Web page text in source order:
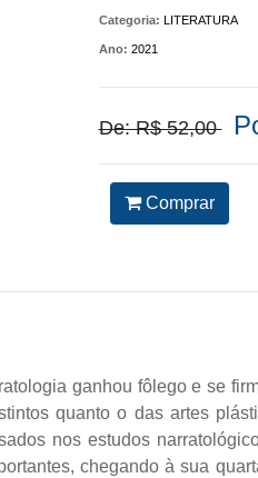
Categoria: LITERATURA
Ano: 2021
De: R$ 52,00
Comprar
ganhou fôlego e se
quanto o das artes
nos estudos
chegando à sua